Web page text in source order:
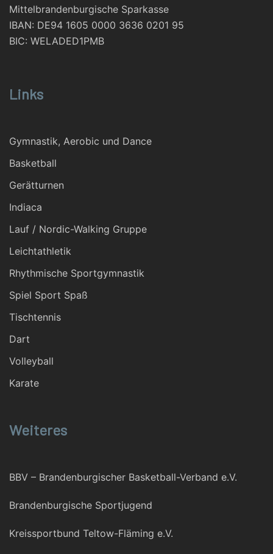
Mittelbrandenburgische Sparkasse
IBAN: DE94 1605 0000 3636 0201 95
BIC: WELADED1PMB
Links
Gymnastik, Aerobic und Dance
Basketball
Gerätturnen
Indiaca
Lauf / Nordic-Walking Gruppe
Leichtathletik
Rhythmische Sportgymnastik
Spiel Sport Spaß
Tischtennis
Dart
Volleyball
Karate
Weiteres
BBV – Brandenburgischer Basketball-Verband e.V.
Brandenburgische Sportjugend
Kreissportbund Teltow-Fläming e.V.